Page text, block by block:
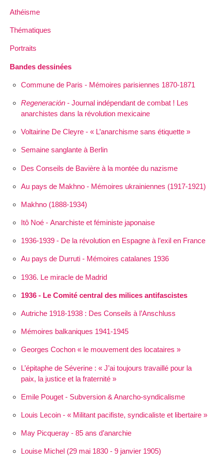
Athéisme
Thématiques
Portraits
Bandes dessinées
Commune de Paris - Mémoires parisiennes 1870-1871
Regeneración- Journal indépendant de combat ! Les
anarchistes dans la révolution mexicaine
Voltairine De Cleyre - « L’anarchisme sans étiquette »
Semaine sanglante à Berlin
Des Conseils de Bavière à la montée du nazisme
Au pays de Makhno - Mémoires ukrainiennes (1917-1921)
Makhno (1888-1934)
Itô Noé - Anarchiste et féministe japonaise
1936-1939 - De la révolution en Espagne à l’exil en France
Au pays de Durruti - Mémoires catalanes 1936
1936. Le miracle de Madrid
1936 - Le Comité central des milices antifascistes
Autriche 1918-1938 : Des Conseils à l’Anschluss
Mémoires balkaniques 1941-1945
Georges Cochon « le mouvement des locataires »
L’épitaphe de Séverine :
J’ai toujours travaillé pour la
paix, la justice et la fraternité
Emile Pouget - Subversion & Anarcho-syndicalisme
Louis Lecoin - « Militant pacifiste, syndicaliste et libertaire »
May Picqueray - 85 ans d’anarchie
Louise Michel (29 mai 1830 - 9 janvier 1905)